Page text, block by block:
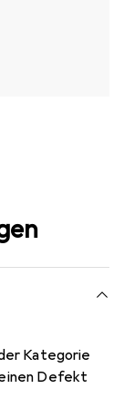
Kategorie
Defekt